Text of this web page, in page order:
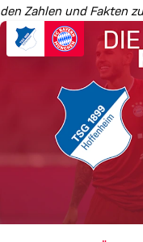
den Zahlen und Fakten